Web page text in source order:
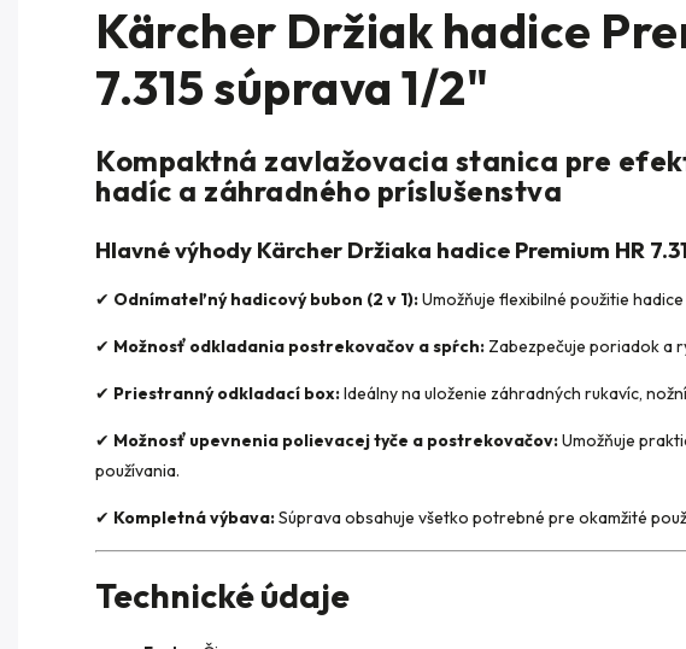
Kärcher Držiak hadice
7.315 súprava 1/2"
Kompaktná zavlažovacia stanica pre
hadíc a záhradného príslušenstva
Hlavné výhody Kärcher Držiaka hadice Premium HR
✔ Odnímateľný hadicový bubon (2 v 1):Umožňuje flexibilné použitie
✔ Možnosť odkladania postrekovačov a spŕch: Zabezpečuje poriadok a
✔ Priestranný odkladací box:Ideálny na uloženie záhradných rukavíc,
✔ Možnosť upevnenia polievacej tyče a postrekovačov:Umožňuje
používania.
✔ Kompletná výbava:Súprava obsahuje všetko potrebné pre okamžité
Technické údaje